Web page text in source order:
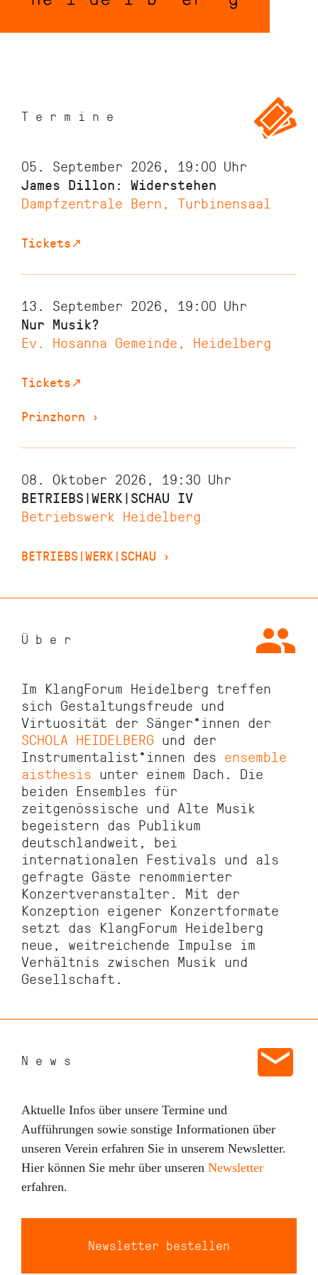
Termine
05. September 2026, 19:00 Uhr
James Dillon: Widerstehen
Dampfzentrale Bern, Turbinensaal
Tickets↗
13. September 2026, 19:00 Uhr
Nur Musik?
Ev. Hosanna Gemeinde, Heidelberg
Tickets↗
Prinzhorn ›
08. Oktober 2026, 19:30 Uhr
BETRIEBS|WERK|SCHAU IV
Betriebswerk Heidelberg
BETRIEBS|WERK|SCHAU ›
Über
Im KlangForum Heidelberg treffen
sich Gestaltungsfreude und
Virtuosität der Sänger*innen der
SCHOLA HEIDELBERG und der
Instrumentalist*innen des ensemble
aisthesis unter einem Dach. Die
beiden Ensembles für
zeitgenössische und Alte Musik
begeistern das Publikum
deutschlandweit, bei
internationalen Festivals und als
gefragte Gäste renommierter
Konzertveranstalter. Mit der
Konzeption eigener Konzertformate
setzt das KlangForum Heidelberg
neue, weitreichende Impulse im
Verhältnis zwischen Musik und
Gesellschaft.
News
Aktuelle Infos über unsere Termine und
Aufführungen sowie sonstige Informationen über
unseren Verein erfahren Sie in unserem Newsletter.
Hier können Sie mehr über unseren Newsletter
erfahren.
Newsletter bestellen